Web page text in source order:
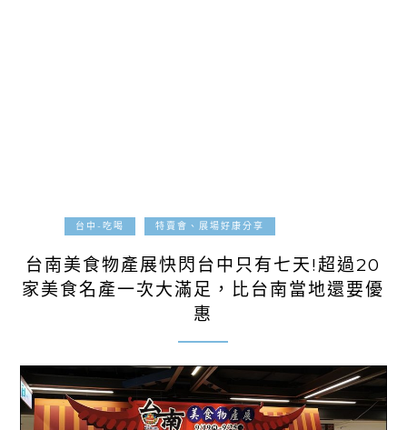
台中-吃喝 特賣會、展場好康分享
台南美食物產展快閃台中只有七天!超過20
家美食名產一次大滿足，比台南當地還要優
惠